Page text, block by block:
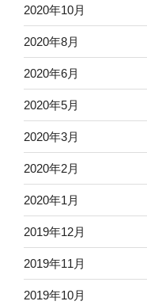
2020年10月
2020年8月
2020年6月
2020年5月
2020年3月
2020年2月
2020年1月
2019年12月
2019年11月
2019年10月